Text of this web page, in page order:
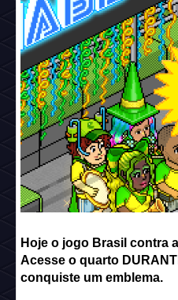
Hoje o jogo Brasil contra
Acesse o quarto
conquiste um emblema.